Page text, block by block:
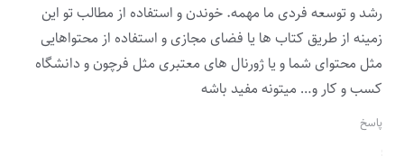
رشد و توسعه فردی ما مهمه. خوندن و استفاده از مطالب تو این
زمینه از طریق کتاب ها یا فضای مجازی و استفاده از محتواهایی
مثل محتوای شما و یا ژورنال های معتبری مثل فرچون و دانشگاه
کسب و کار و… میتونه مفید باشه
پاسخ